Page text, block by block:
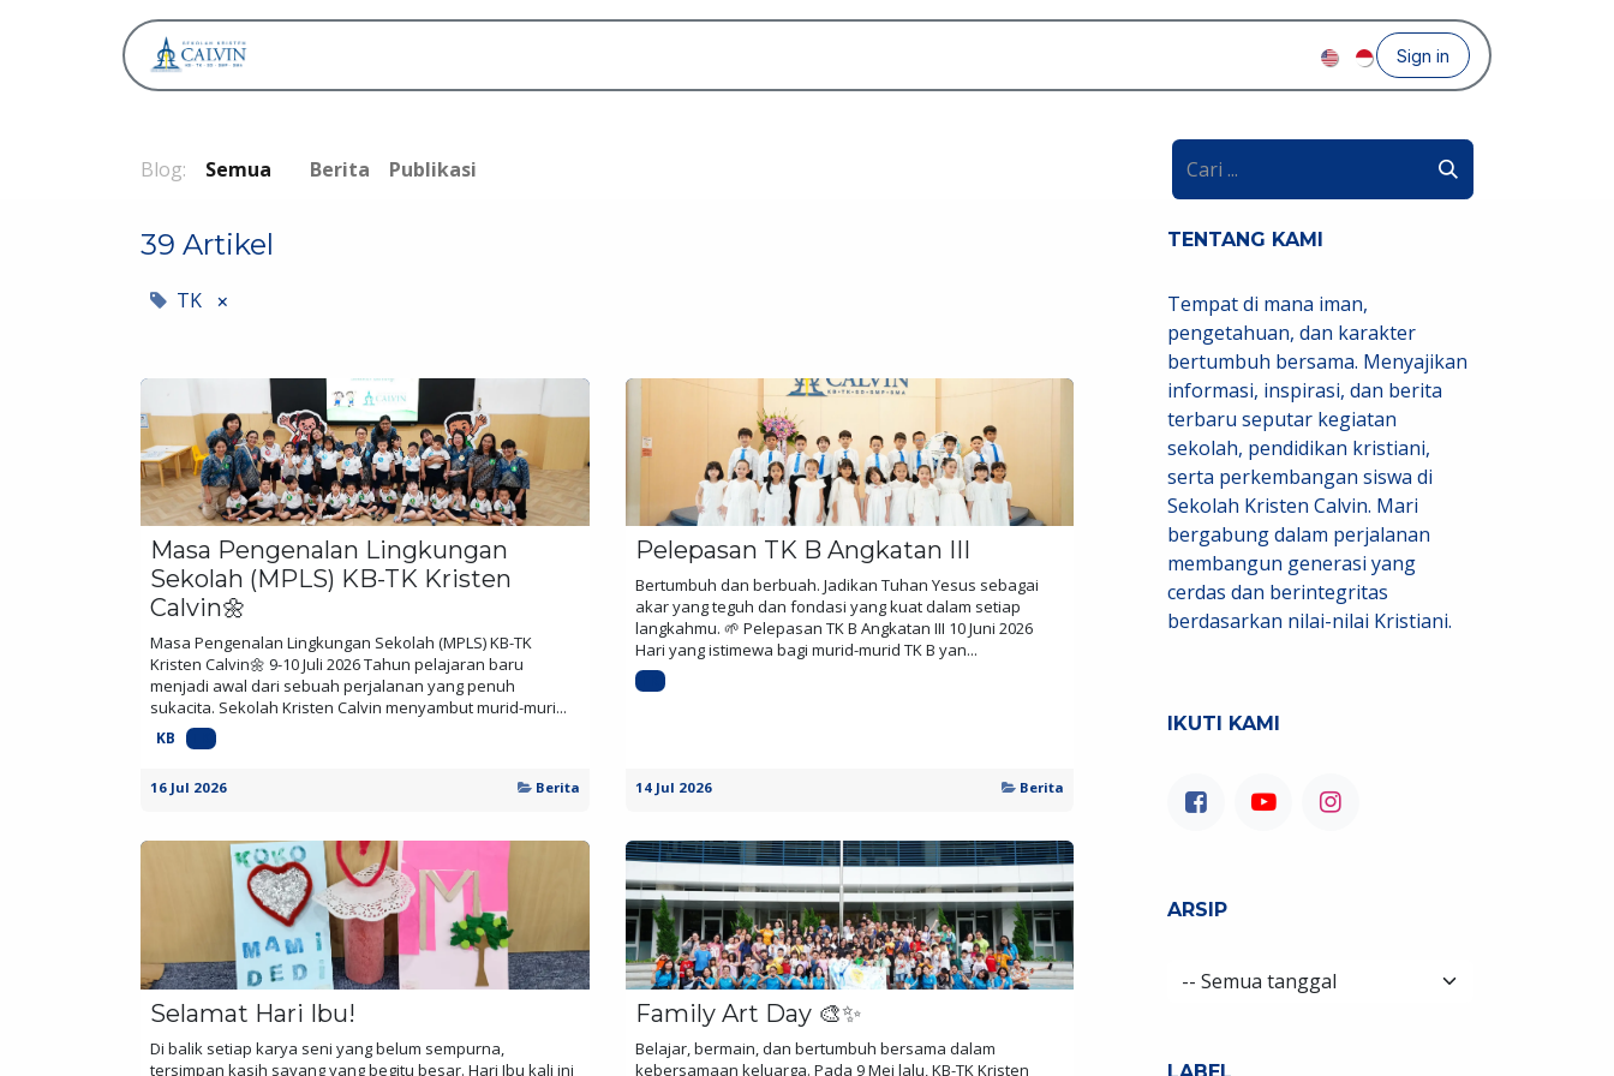
Sign in
Blog: Semua Berita Publikasi
39 Artikel
TK ×
Masa Pengenalan Lingkungan
Sekolah (MPLS) KB-TK Kristen
Calvin🌼
Masa Pengenalan Lingkungan Sekolah (MPLS) KB-TK
Kristen Calvin🌼 9-10 Juli 2026 Tahun pelajaran baru
menjadi awal dari sebuah perjalanan yang penuh
sukacita. Sekolah Kristen Calvin menyambut murid-muri...
KB
16 Jul 2026 Berita
Pelepasan TK B Angkatan III
Bertumbuh dan berbuah. Jadikan Tuhan Yesus sebagai
akar yang teguh dan fondasi yang kuat dalam setiap
langkahmu. 🌱 Pelepasan TK B Angkatan III 10 Juni 2026
Hari yang istimewa bagi murid-murid TK B yan...
14 Jul 2026 Berita
Selamat Hari Ibu!
Di balik setiap karya seni yang belum sempurna,
tersimpan kasih sayang yang begitu besar. Hari Ibu kali ini
Family Art Day 🎨✨
Belajar, bermain, dan bertumbuh bersama dalam
kebersamaan keluarga. Pada 9 Mei lalu, KB-TK Kristen
TENTANG KAMI
Tempat di mana iman,
pengetahuan, dan karakter
bertumbuh bersama. Menyajikan
informasi, inspirasi, dan berita
terbaru seputar kegiatan
sekolah, pendidikan kristiani,
serta perkembangan siswa di
Sekolah Kristen Calvin. Mari
bergabung dalam perjalanan
membangun generasi yang
cerdas dan berintegritas
berdasarkan nilai-nilai Kristiani.
IKUTI KAMI
ARSIP